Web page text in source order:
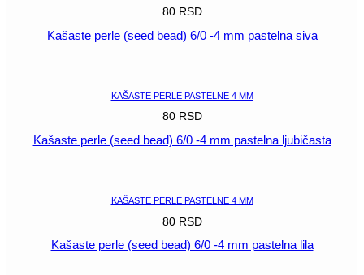
80 RSD
Kašaste perle (seed bead) 6/0 -4 mm pastelna siva
KAŠASTE PERLE PASTELNE 4 MM
80 RSD
Kašaste perle (seed bead) 6/0 -4 mm pastelna ljubičasta
KAŠASTE PERLE PASTELNE 4 MM
80 RSD
Kašaste perle (seed bead) 6/0 -4 mm pastelna lila